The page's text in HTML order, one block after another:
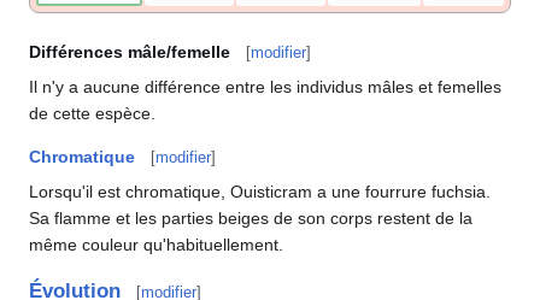
Différences mâle/femelle [modifier]
Il n'y a aucune différence entre les individus mâles et femelles
de cette espèce.
Chromatique [modifier]
Lorsqu'il est chromatique, Ouisticram a une fourrure fuchsia.
Sa flamme et les parties beiges de son corps restent de la
même couleur qu'habituellement.
Évolution [modifier]